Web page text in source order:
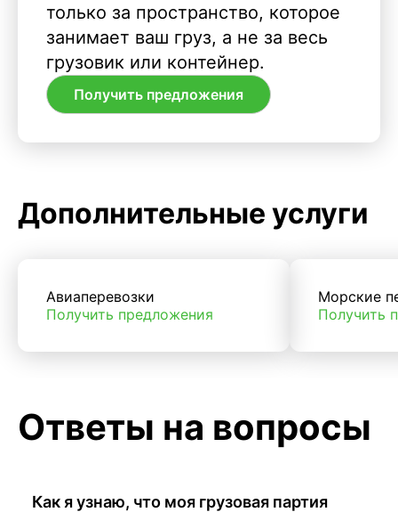
только за пространство, которое
занимает ваш груз, а не за весь
грузовик или контейнер.
Получить предложения
Дополнительные услуги
Авиаперевозки
Получить предложения
Морские
Получить
Ответы на вопросы
Как я узнаю, что моя грузовая партия